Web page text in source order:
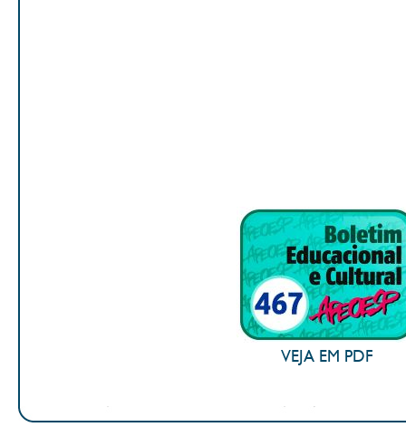
VEJA EM PDF